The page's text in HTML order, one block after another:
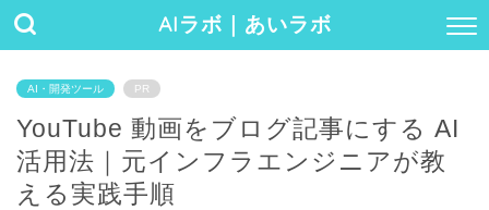
AIラボ｜あいラボ
AI・開発ツール PR
YouTube 動画をブログ記事にする AI
活用法｜元インフラエンジニアが教
える実践手順